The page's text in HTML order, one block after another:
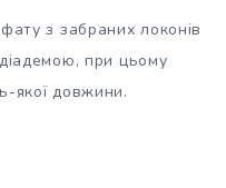
з забраних локонів
при цьому
якої довжини.